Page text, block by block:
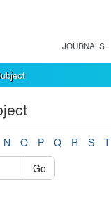
JOURNALS
N O P Q R S T
Go